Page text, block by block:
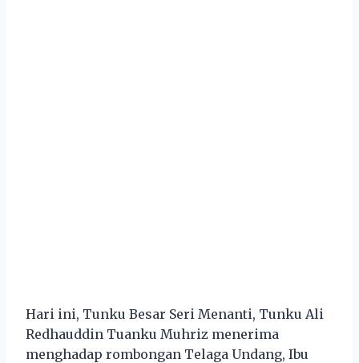
Hari ini, Tunku Besar Seri Menanti, Tunku Ali
Redhauddin Tuanku Muhriz menerima
menghadap rombongan Telaga Undang, Ibu